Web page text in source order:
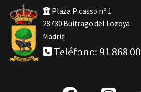
Plaza Picasso nº 1
28730 Buitrago del Lozoya
Madrid
Teléfono: 91 868